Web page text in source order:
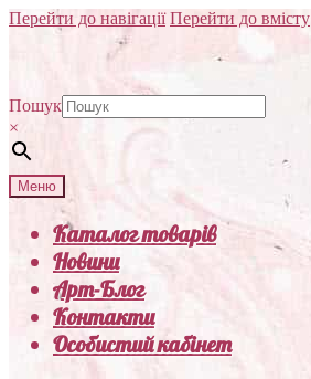
Перейти до навігації Перейти до вмісту
Пошук
×
Меню
Каталог товарів
Новини
Арт-Блог
Контакти
Особистий кабінет